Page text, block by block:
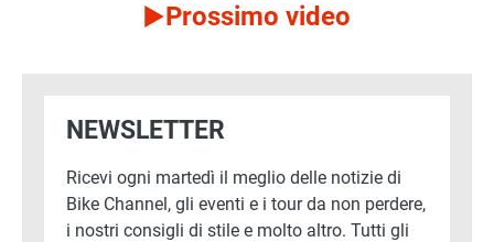
Prossimo video
NEWSLETTER
Ricevi ogni martedì il meglio delle notizie di
Bike Channel, gli eventi e i tour da non perdere,
i nostri consigli di stile e molto altro. Tutti gli